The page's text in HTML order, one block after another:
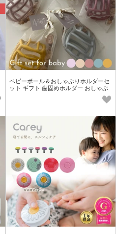
ベビーボール＆おしゃぶりホルダーセ
ット ギフト 歯固めホルダー おしゃぶ